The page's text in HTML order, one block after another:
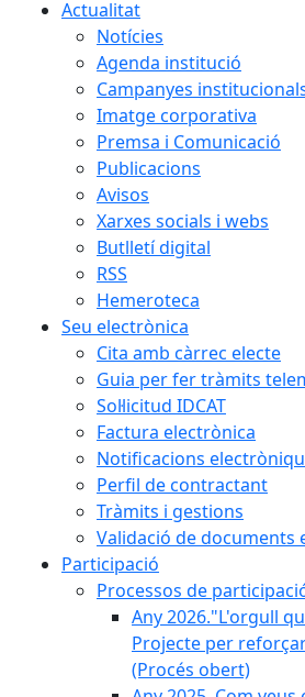
Actualitat
Notícies
Agenda institució
Campanyes
Imatge corporativa
Premsa i Comunicació
Publicacions
Avisos
Xarxes socials i webs
Butlletí digital
RSS
Hemeroteca
Seu electrònica
Cita amb càrrec electe
Guia per fer tràmits
Sol·licitud IDCAT
Factura electrònica
Notificacions
Perfil de contractant
Tràmits i gestions
Validació de documents
Participació
Processos de
Any 2026."L'orgull
Projecte per
(Procés obert)